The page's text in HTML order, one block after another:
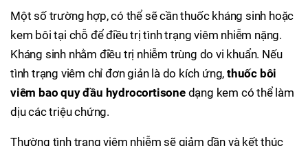
Một số trường hợp, có thể sẽ cần thuốc kháng sinh hoặc
kem bôi tại chỗ để điều trị tình trạng viêm nhiễm nặng.
Kháng sinh nhằm điều trị nhiễm trùng do vi khuẩn. Nếu
tình trạng viêm chỉ đơn giản là do kích ứng, thuốc bôi
viêm bao quy đầu hydrocortisonedạng kem có thể làm
dịu các triệu chứng.
Thường tình trạng viêm nhiễm sẽ giảm dần và kết thúc